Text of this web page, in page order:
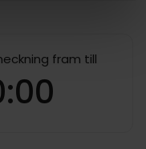
fram till